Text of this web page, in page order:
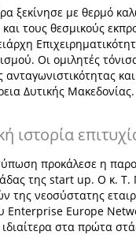
ξεκίνησε με θερμό
τους θεσμικούς
Οι ομιλητές
ανταγωνιστικότητας
Δυτικής Μακεδονίας.
ιστορία
προκάλεσε η
της start up. Ο κ.
της νεοσύστατης
Enterprise Europe
στα πρώτα